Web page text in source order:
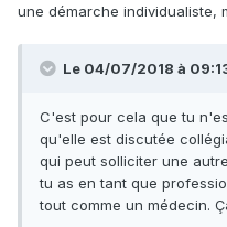
une démarche individualiste,
Le 04/07/2018 à
C'est pour cela que tu
qu'elle est discutée
qui peut solliciter une
tu as en tant que
tout comme un médecin.